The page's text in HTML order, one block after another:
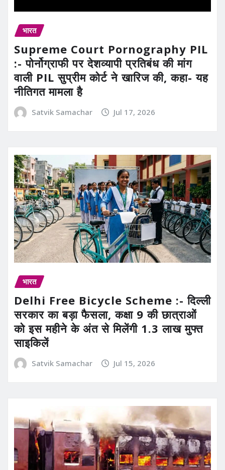
भारत
Supreme Court Pornography PIL
:- पोर्नोग्राफी पर देशव्यापी प्रतिबंध की मांग
वाली PIL सुप्रीम कोर्ट ने खारिज की, कहा- यह
नीतिगत मामला है
Satvik Samachar Jul 17, 2026
भारत
Delhi Free Bicycle Scheme :- दिल्ली
सरकार का बड़ा फैसला, कक्षा 9 की छात्राओं
को इस महीने के अंत से मिलेंगी 1.3 लाख मुफ्त
साइकिलें
Satvik Samachar Jul 15, 2026